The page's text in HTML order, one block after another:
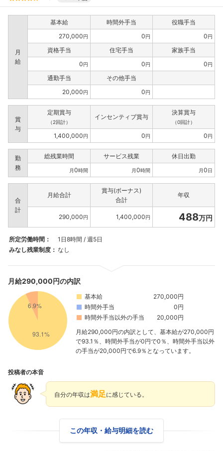
月
給
基本給 時間外手当
役職手当
270,000円 0円 0円
資格手当 住宅手当
家族手当
0円 0円 0円
通勤手当
その他手当
20,000円 0円
賞
与
定期賞与
（2回計）
インセンティブ賞与
決算賞与
（0回計）
1,400,000円 0円 0円
勤
務
総残業時間 サービス残業 休日出勤
月0時間 月0時間 月0日
合
計
月給合計
賞与(ボーナス)
合計
年収
290,000円 1,400,000円 488万円
所定労働時間：
1日8時間 / 週5日
みなし残業制度： なし
月給290,000円の内訳
基本給
270,000円
時間外手当
0円
時間外手当以外の手当
20,000円
月給290,000円の内訳として、基本給が270,000円
で93.1％、時間外手当が0円で0％、時間外手当以外
の手当が20,000円で6.9％となっています。
投稿者の本音
自分の年収は満足 に感じている。
この年収・給与明細を読む